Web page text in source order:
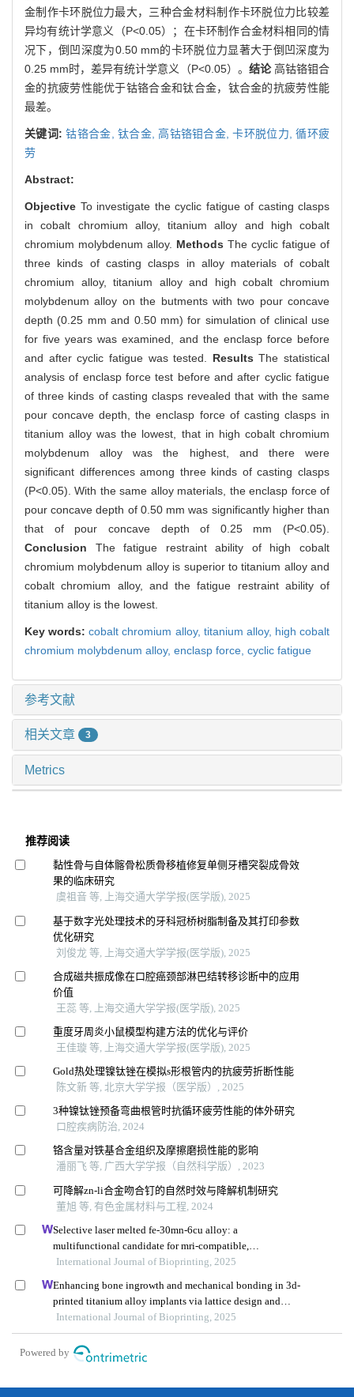
金制作卡环脱位力最大，三种合金材料制作卡环脱位力比较差
异均有统计学意义（P<0.05）；在卡环制作合金材料相同的情
况下，倒凹深度为0.50 mm的卡环脱位力显著大于倒凹深度为
0.25 mm时，差异有统计学意义（P<0.05）。 结论高钴铬钼合
金的抗疲劳性能优于钴铬合金和钛合金，钛合金的抗疲劳性能
最差。
关键词:钴铬合金, 钛合金,高钴铬钼合金,卡环脱位力,循环疲
劳
Abstract:
Objective To investigate the cyclic fatigue of casting clasps
in cobalt chromium alloy, titanium alloy and high cobalt
chromium molybdenum alloy. Methods The cyclic fatigue of
three kinds of casting clasps in alloy materials of cobalt
chromium alloy, titanium alloy and high cobalt chromium
molybdenum alloy on the butments with two pour concave
depth (0.25 mm and 0.50 mm) for simulation of clinical use
for five years was examined, and the enclasp force before
and after cyclic fatigue was tested. ResultsThe statistical
analysis of enclasp force test before and after cyclic fatigue
of three kinds of casting clasps revealed that with the same
pour concave depth, the enclasp force of casting clasps in
titanium alloy was the lowest, that in high cobalt chromium
molybdenum alloy was the highest, and there were
significant differences among three kinds of casting clasps
(P<0.05). With the same alloy materials, the enclasp force of
pour concave depth of 0.50 mm was significantly higher than
that of pour concave depth of 0.25 mm (P<0.05).
Conclusion The fatigue restraint ability of high cobalt
chromium molybdenum alloy is superior to titanium alloy and
cobalt chromium alloy, and the fatigue restraint ability of
titanium alloy is the lowest.
Key words:cobalt chromium alloy, titanium alloy, high cobalt
chromium molybdenum alloy, enclasp force, cyclic fatigue
参考文献
相关文章 3
Metrics
推荐阅读
黏性骨与自体髂骨松质骨移植修复单侧牙槽突裂成骨效
果的临床研究
虞祖音 等, 上海交通大学学报(医学版), 2025
基于数字光处理技术的牙科冠桥树脂制备及其打印参数
优化研究
刘俊龙 等, 上海交通大学学报(医学版), 2025
合成磁共振成像在口腔癌颈部淋巴结转移诊断中的应用
价值
王蕊 等, 上海交通大学学报(医学版), 2025
重度牙周炎小鼠模型构建方法的优化与评价
王佳璇 等, 上海交通大学学报(医学版), 2025
Gold热处理镍钛锉在模拟s形根管内的抗疲劳折断性能
陈文新 等, 北京大学学报（医学版）, 2025
3种镍钛锉预备弯曲根管时抗循环疲劳性能的体外研究
口腔疾病防治, 2024
铬含量对铁基合金组织及摩擦磨损性能的影响
潘丽飞 等, 广西大学学报（自然科学版）, 2023
可降解zn-li合金吻合钉的自然时效与降解机制研究
董旭 等, 有色金属材料与工程, 2024
Selective laser melted fe-30mn-6cu alloy: a
multifunctional candidate for mri-compatible,
biodegradable, antibacterial, and biocompatible
International Journal of Bioprinting, 2025
Enhancing bone ingrowth and mechanical bonding in 3d-
printed titanium alloy implants via lattice design and
growth factors
International Journal of Bioprinting, 2025
Powered by